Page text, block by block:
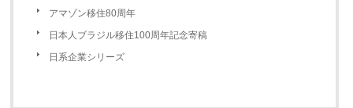
アマゾン移住80周年
日本人ブラジル移住100周年記念寄稿
日系企業シリーズ